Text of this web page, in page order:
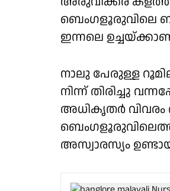
ബെംഗളൂരുവിലെ
ഇന്നലെ
നാലു പേരുള്ള
നിന്ന് തിരിച്ചു
അധികൃതർ വിവരം
അസ്വാരസ്യം